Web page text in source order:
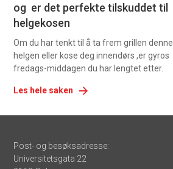
og er det perfekte tilskuddet til
helgekosen
Om du har tenkt til å ta frem grillen denne
helgen eller kose deg innendørs ,er gyros
fredags-middagen du har lengtet etter.
Les hele saken
Post- og besøksadresse:
Universitetsgata 22